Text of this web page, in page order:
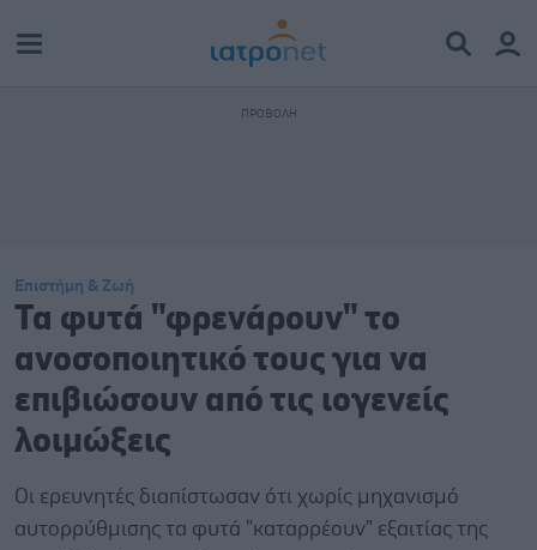
Επιστήμη & Ζωή
Τα φυτά "φρενάρουν" το
ανοσοποιητικό τους για να
επιβιώσουν από τις ιογενείς
λοιμώξεις
Οι ερευνητές διαπίστωσαν ότι χωρίς μηχανισμό
αυτορρύθμισης τα φυτά "καταρρέουν" εξαιτίας της